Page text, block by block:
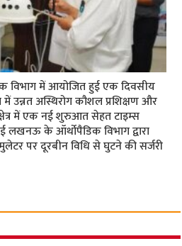
विभाग में आयोजित हुई एक दिवसीय
उन्नत अस्थिरोग कौशल प्रशिक्षण और
में एक नई शुरुआत सेहत टाइम्स
के ऑर्थोपैडिक विभाग द्वारा
पर दूरबीन विधि से घुटने की सर्जरी